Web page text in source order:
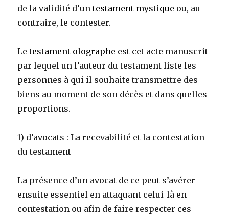
de la validité d’untestament mystique ou, au
contraire, le contester.
Letestament olographe est cet acte manuscrit
par lequel un l’auteur du testament liste les
personnes à qui il souhaite transmettre des
biens au moment de son décès et dans quelles
proportions.
1) d’avocats : La recevabilité et la contestation
du testament
La présence d’un avocat de ce peut s’avérer
ensuite essentiel en attaquant celui-là en
contestation ou afin de faire respecter ces